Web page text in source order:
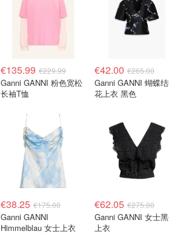
€135.99 €229.99
Ganni GANNI 粉色宽松
长袖T恤
€42.00 €265.00
Ganni GANNI 蝴蝶
花上衣 黑色
€38.25 €175.00
Ganni GANNI
Himmelblau 女士上衣
€62.05 €275.00
Ganni GANNI 女士
上衣